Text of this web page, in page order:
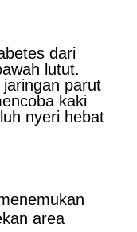
dari
lutut.
parut
kaki
nyeri hebat
area